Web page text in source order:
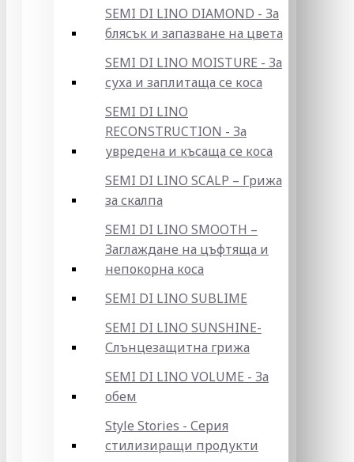
SEMI DI LINO DIAMOND - За
блясък и запазване на цвета
SEMI DI LINO MOISTURE - За
суха и заплитаща се коса
SEMI DI LINO
RECONSTRUCTION - За
увредена и късаща се коса
SEMI DI LINO SCALP – Грижа
за скалпа
SEMI DI LINO SMOOTH –
Заглаждане на цъфтяща и
непокорна коса
SEMI DI LINO SUBLIME
SEMI DI LINO SUNSHINE-
Слънцезащитна грижа
SEMI DI LINO VOLUME - За
обем
Style Stories - Серия
стилизиращи продукти